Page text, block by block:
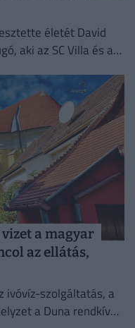
életét David
aki az SC Villa és a
a magyar
az ellátás,
ivóvíz-szolgáltatás, a
a Duna rendkívül